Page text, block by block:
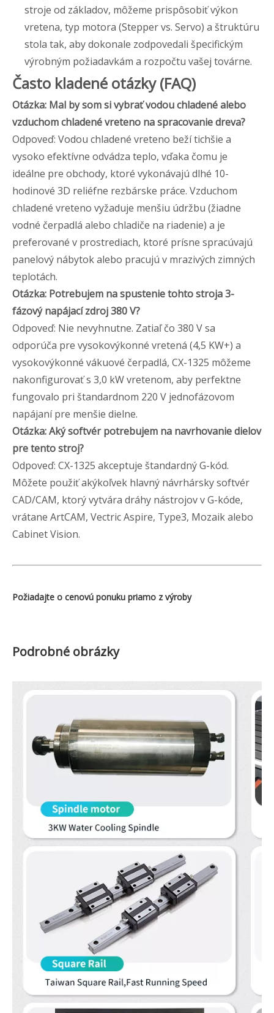
stroje od základov, môžeme prispôsobiť výkon
vretena, typ motora (Stepper vs. Servo) a štruktúru
stola tak, aby dokonale zodpovedali špecifickým
výrobným požiadavkám a rozpočtu vašej továrne.
Často kladené otázky (FAQ)
Otázka: Mal by som si vybrať vodou chladené alebo
vzduchom chladené vreteno na spracovanie dreva?
Odpoveď: Vodou chladené vreteno beží tichšie a
vysoko efektívne odvádza teplo, vďaka čomu je
ideálne pre obchody, ktoré vykonávajú dlhé 10-
hodinové 3D reliéfne rezbárske práce. Vzduchom
chladené vreteno vyžaduje menšiu údržbu (žiadne
vodné čerpadlá alebo chladiče na riadenie) a je
preferované v prostrediach, ktoré prísne spracúvajú
panelový nábytok alebo pracujú v mrazivých zimných
teplotách.
Otázka: Potrebujem na spustenie tohto stroja 3-
fázový napájací zdroj 380 V?
Odpoveď: Nie nevyhnutne. Zatiaľ čo 380 V sa
odporúča pre vysokovýkonné vretená (4,5 KW+) a
vysokovýkonné vákuové čerpadlá, CX-1325 môžeme
nakonfigurovať s 3,0 kW vretenom, aby perfektne
fungovalo pri štandardnom 220 V jednofázovom
napájaní pre menšie dielne.
Otázka: Aký softvér potrebujem na navrhovanie dielov
pre tento stroj?
Odpoveď: CX-1325 akceptuje štandardný G-kód.
Môžete použiť akýkoľvek hlavný návrhársky softvér
CAD/CAM, ktorý vytvára dráhy nástrojov v G-kóde,
vrátane ArtCAM, Vectric Aspire, Type3, Mozaik alebo
Cabinet Vision.
Požiadajte o cenovú ponuku priamo z výroby
Podrobné obrázky